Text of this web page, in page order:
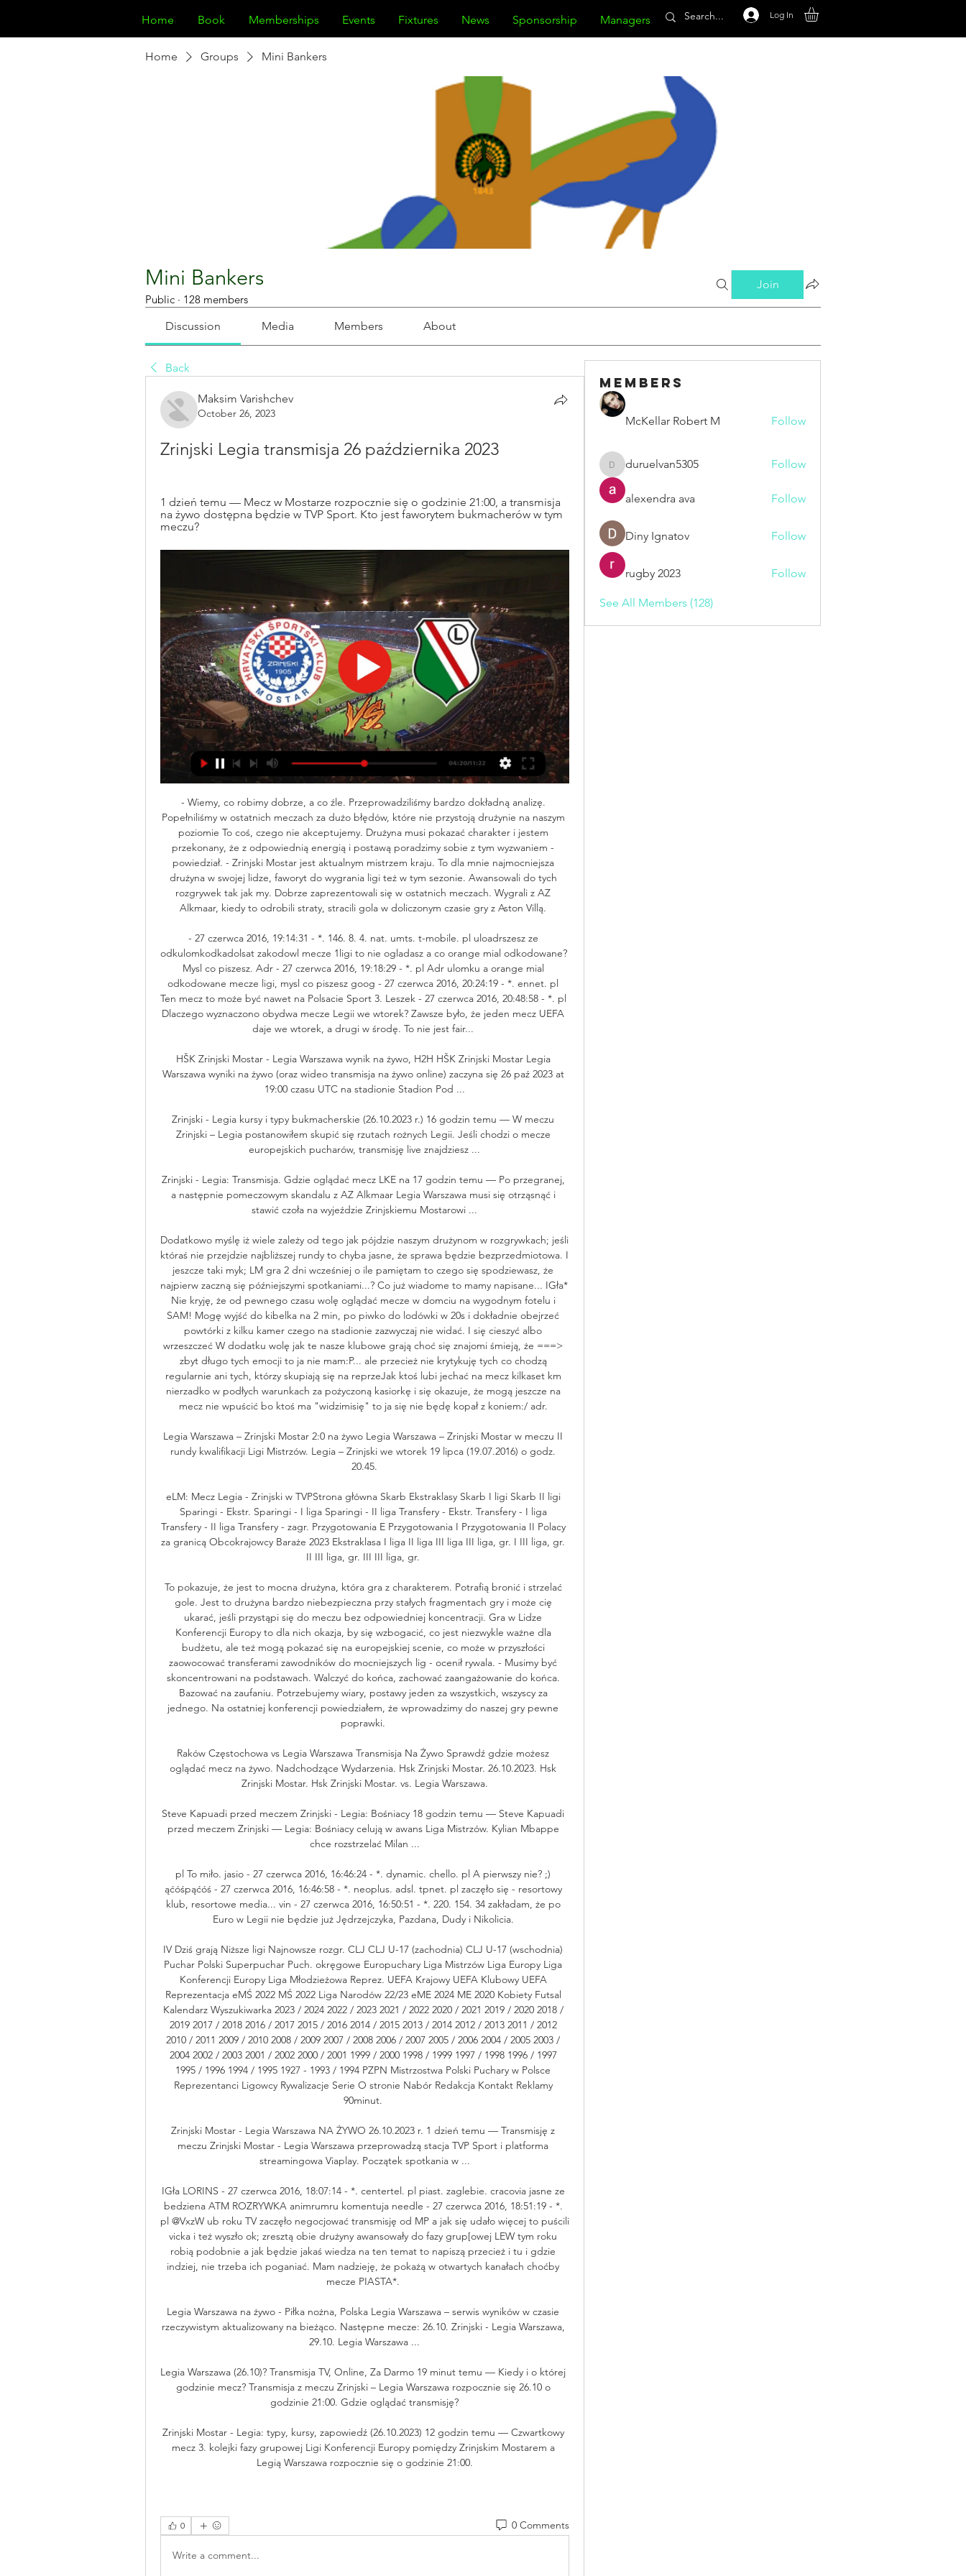
Home Book Memberships Events Fixtures News Sponsorship Managers Log In
Home Groups Mini Bankers
Mini Bankers
Public · 128 members
Join
Discussion Media Members About
Back
Maksim Varishchev
October 26, 2023
Zrinjski Legia transmisja 26 października 2023
1 dzień temu — Mecz w Mostarze rozpocznie się o godzinie 21:00, a transmisja
na żywo dostępna będzie w TVP Sport. Kto jest faworytem bukmacherów w tym
meczu?
- Wiemy, co robimy dobrze, a co źle. Przeprowadziliśmy bardzo dokładną analizę.
Popełniliśmy w ostatnich meczach za dużo błędów, które nie przystoją drużynie na naszym
poziomie To coś, czego nie akceptujemy. Drużyna musi pokazać charakter i jestem
przekonany, że z odpowiednią energią i postawą poradzimy sobie z tym wyzwaniem -
powiedział. - Zrinjski Mostar jest aktualnym mistrzem kraju. To dla mnie najmocniejsza
drużyna w swojej lidze, faworyt do wygrania ligi też w tym sezonie. Awansowali do tych
rozgrywek tak jak my. Dobrze zaprezentowali się w ostatnich meczach. Wygrali z AZ
Alkmaar, kiedy to odrobili straty, stracili gola w doliczonym czasie gry z Aston Villą.
- 27 czerwca 2016, 19:14:31 - *. 146. 8. 4. nat. umts. t-mobile. pl uloadrszesz ze
odkulomkodkadolsat zakodowl mecze 1ligi to nie ogladasz a co orange mial odkodowane?
Mysl co piszesz. Adr - 27 czerwca 2016, 19:18:29 - *. pl Adr ulomku a orange mial
odkodowane mecze ligi, mysl co piszesz goog - 27 czerwca 2016, 20:24:19 - *. ennet. pl
Ten mecz to może być nawet na Polsacie Sport 3. Leszek - 27 czerwca 2016, 20:48:58 - *. pl
Dlaczego wyznaczono obydwa mecze Legii we wtorek? Zawsze było, że jeden mecz UEFA
daje we wtorek, a drugi w środę. To nie jest fair...
HŠK Zrinjski Mostar - Legia Warszawa wynik na żywo, H2H HŠK Zrinjski Mostar Legia
Warszawa wyniki na żywo (oraz wideo transmisja na żywo online) zaczyna się 26 paź 2023 at
19:00 czasu UTC na stadionie Stadion Pod ...
Zrinjski - Legia kursy i typy bukmacherskie (26.10.2023 r.) 16 godzin temu — W meczu
Zrinjski – Legia postanowiłem skupić się rzutach rożnych Legii. Jeśli chodzi o mecze
europejskich pucharów, transmisję live znajdziesz ...
Zrinjski - Legia: Transmisja. Gdzie oglądać mecz LKE na 17 godzin temu — Po przegranej,
a następnie pomeczowym skandalu z AZ Alkmaar Legia Warszawa musi się otrząsnąć i
stawić czoła na wyjeździe Zrinjskiemu Mostarowi ...
Dodatkowo myślę iż wiele zależy od tego jak pójdzie naszym drużynom w rozgrywkach; jeśli
któraś nie przejdzie najbliższej rundy to chyba jasne, że sprawa będzie bezprzedmiotowa. I
jeszcze taki myk; LM gra 2 dni wcześniej o ile pamiętam to czego się spodziewasz, że
najpierw zaczną się późniejszymi spotkaniami...? Co już wiadome to mamy napisane... IGła*
Nie kryję, że od pewnego czasu wolę oglądać mecze w domciu na wygodnym fotelu i
SAM! Mogę wyjść do kibelka na 2 min, po piwko do lodówki w 20s i dokładnie obejrzeć
powtórki z kilku kamer czego na stadionie zazwyczaj nie widać. I się cieszyć albo
wrzeszczeć W dodatku wolę jak te nasze klubowe grają choć się znajomi śmieją, że ===>
zbyt długo tych emocji to ja nie mam:P... ale przecież nie krytykuję tych co chodzą
regularnie ani tych, którzy skupiają się na reprzeJak ktoś lubi jechać na mecz kilkaset km
nierzadko w podłych warunkach za pożyczoną kasiorkę i się okazuje, że mogą jeszcze na
mecz nie wpuścić bo ktoś ma "widzimisię" to ja się nie będę kopał z koniem:/ adr.
Legia Warszawa – Zrinjski Mostar 2:0 na żywo Legia Warszawa – Zrinjski Mostar w meczu II
rundy kwalifikacji Ligi Mistrzów. Legia – Zrinjski we wtorek 19 lipca (19.07.2016) o godz.
20.45.
eLM: Mecz Legia - Zrinjski w TVPStrona główna Skarb Ekstraklasy Skarb I ligi Skarb II ligi
Sparingi - Ekstr. Sparingi - I liga Sparingi - II liga Transfery - Ekstr. Transfery - I liga
Transfery - II liga Transfery - zagr. Przygotowania E Przygotowania I Przygotowania II Polacy
za granicą Obcokrajowcy Baraże 2023 Ekstraklasa I liga II liga III liga III liga, gr. I III liga, gr.
II III liga, gr. III III liga, gr.
To pokazuje, że jest to mocna drużyna, która gra z charakterem. Potrafią bronić i strzelać
gole. Jest to drużyna bardzo niebezpieczna przy stałych fragmentach gry i może cię
ukarać, jeśli przystąpi się do meczu bez odpowiedniej koncentracji. Gra w Lidze
Konferencji Europy to dla nich okazja, by się wzbogacić, co jest niezwykle ważne dla
budżetu, ale też mogą pokazać się na europejskiej scenie, co może w przyszłości
zaowocować transferami zawodników do mocniejszych lig - ocenił rywala. - Musimy być
skoncentrowani na podstawach. Walczyć do końca, zachować zaangażowanie do końca.
Bazować na zaufaniu. Potrzebujemy wiary, postawy jeden za wszystkich, wszyscy za
jednego. Na ostatniej konferencji powiedziałem, że wprowadzimy do naszej gry pewne
poprawki.
Raków Częstochowa vs Legia Warszawa Transmisja Na Żywo Sprawdź gdzie możesz
oglądać mecz na żywo. Nadchodzące Wydarzenia. Hsk Zrinjski Mostar. 26.10.2023. Hsk
Zrinjski Mostar. Hsk Zrinjski Mostar. vs. Legia Warszawa.
Steve Kapuadi przed meczem Zrinjski - Legia: Bośniacy 18 godzin temu — Steve Kapuadi
przed meczem Zrinjski — Legia: Bośniacy celują w awans Liga Mistrzów. Kylian Mbappe
chce rozstrzelać Milan ...
pl To miło. jasio - 27 czerwca 2016, 16:46:24 - *. dynamic. chello. pl A pierwszy nie? ;)
ąćóśpąćóś - 27 czerwca 2016, 16:46:58 - *. neoplus. adsl. tpnet. pl zaczęło się - resortowy
klub, resortowe media... vin - 27 czerwca 2016, 16:50:51 - *. 220. 154. 34 zakładam, że po
Euro w Legii nie będzie już Jędrzejczyka, Pazdana, Dudy i Nikolicia.
IV Dziś grają Niższe ligi Najnowsze rozgr. CLJ CLJ U-17 (zachodnia) CLJ U-17 (wschodnia)
Puchar Polski Superpuchar Puch. okręgowe Europuchary Liga Mistrzów Liga Europy Liga
Konferencji Europy Liga Młodzieżowa Reprez. UEFA Krajowy UEFA Klubowy UEFA
Reprezentacja eMŚ 2022 MŚ 2022 Liga Narodów 22/23 eME 2024 ME 2020 Kobiety Futsal
Kalendarz Wyszukiwarka 2023 / 2024 2022 / 2023 2021 / 2022 2020 / 2021 2019 / 2020 2018 /
2019 2017 / 2018 2016 / 2017 2015 / 2016 2014 / 2015 2013 / 2014 2012 / 2013 2011 / 2012
2010 / 2011 2009 / 2010 2008 / 2009 2007 / 2008 2006 / 2007 2005 / 2006 2004 / 2005 2003 /
2004 2002 / 2003 2001 / 2002 2000 / 2001 1999 / 2000 1998 / 1999 1997 / 1998 1996 / 1997
1995 / 1996 1994 / 1995 1927 - 1993 / 1994 PZPN Mistrzostwa Polski Puchary w Polsce
Reprezentanci Ligowcy Rywalizacje Serie O stronie Nabór Redakcja Kontakt Reklamy
90minut.
Zrinjski Mostar - Legia Warszawa NA ŻYWO 26.10.2023 r. 1 dzień temu — Transmisję z
meczu Zrinjski Mostar - Legia Warszawa przeprowadzą stacja TVP Sport i platforma
streamingowa Viaplay. Początek spotkania w ...
IGła LORINS - 27 czerwca 2016, 18:07:14 - *. centertel. pl piast. zaglebie. cracovia jasne ze
bedziena ATM ROZRYWKA animrumru komentuja needle - 27 czerwca 2016, 18:51:19 - *.
pl @VxzW ub roku TV zaczęło negocjować transmisję od MP a jak się udało więcej to puścili
vicka i też wyszło ok; zresztą obie drużyny awansowały do fazy grup[owej LEW tym roku
robią podobnie a jak będzie jakaś wiedza na ten temat to napiszą przecież i tu i gdzie
indziej, nie trzeba ich poganiać. Mam nadzieję, że pokażą w otwartych kanałach choćby
mecze PIASTA*.
Legia Warszawa na żywo - Piłka nożna, Polska Legia Warszawa – serwis wyników w czasie
rzeczywistym aktualizowany na bieżąco. Następne mecze: 26.10. Zrinjski - Legia Warszawa,
29.10. Legia Warszawa ...
Legia Warszawa (26.10)? Transmisja TV, Online, Za Darmo 19 minut temu — Kiedy i o której
godzinie mecz? Transmisja z meczu Zrinjski – Legia Warszawa rozpocznie się 26.10 o
godzinie 21:00. Gdzie oglądać transmisję?
Zrinjski Mostar - Legia: typy, kursy, zapowiedź (26.10.2023) 12 godzin temu — Czwartkowy
mecz 3. kolejki fazy grupowej Ligi Konferencji Europy pomiędzy Zrinjskim Mostarem a
Legią Warszawa rozpocznie się o godzinie 21:00.
0 0 Comments
Write a comment...
Members
McKellar Robert M Follow
duruelvan5305
duruelvan5305 Follow
alexendra ava Follow
Diny Ignatov Follow
rugby 2023 Follow
See All Members (128)